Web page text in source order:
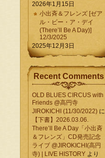
2026年1月15日
小出斉＆フレンズ [ゼア
ル・ビー・ア・デイ
(There’ll Be A Day)]
12/3/2025
2025年12月3日
Recent Comments
OLD BLUES CIRCUS with
Friends @高円寺
JIROKICHI (11/30/2022) に
【下書】2026.03.06.
There’ll Be A Day「小出斉
＆フレンズ」CD発売記念
ライブ @JIROKICHI(高円
寺) | LIVE HISTORY より